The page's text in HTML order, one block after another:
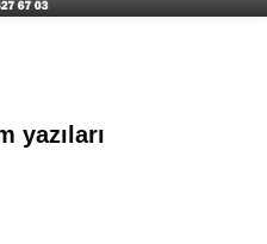
yazıları